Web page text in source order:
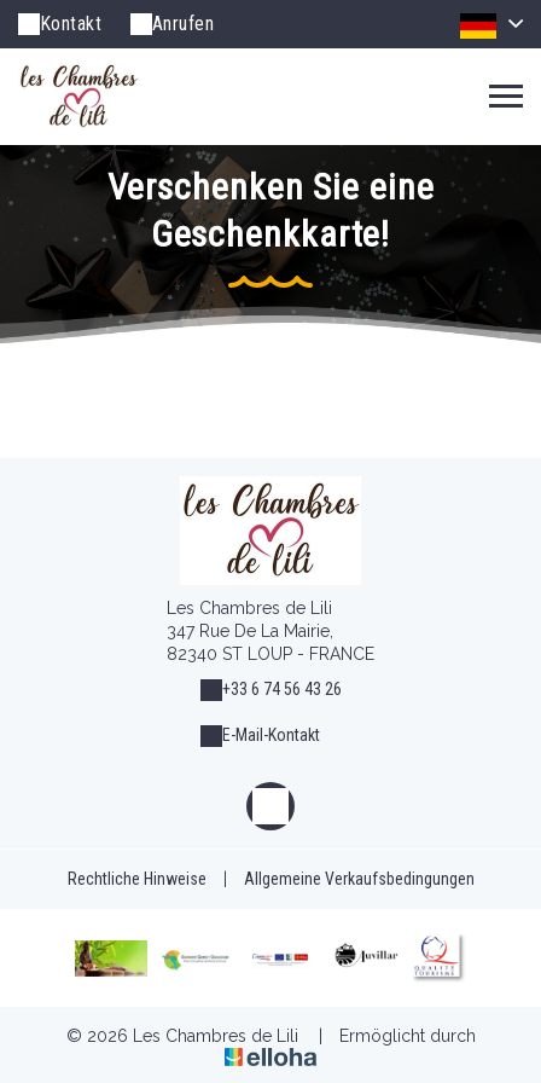
Kontakt Anrufen
Verschenken Sie eine
Geschenkkarte!
Les Chambres de Lili
347 Rue De La Mairie,
82340 ST LOUP - FRANCE
+33 6 74 56 43 26
E-Mail-Kontakt
Rechtliche Hinweise Allgemeine Verkaufsbedingungen
© 2026 Les Chambres de Lili Ermöglicht durch